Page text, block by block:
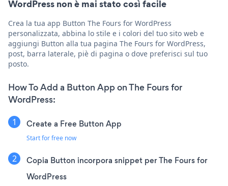
WordPress non è mai stato così facile
Crea la tua app Button The Fours for WordPress
personalizzata, abbina lo stile e i colori del tuo sito web e
aggiungi Button alla tua pagina The Fours for WordPress,
post, barra laterale, piè di pagina o dove preferisci sul tuo
posto.
How To Add a Button App on The Fours for
WordPress:
Create a Free Button App
Start for free now
Copia Button incorpora snippet per The Fours for
WordPress